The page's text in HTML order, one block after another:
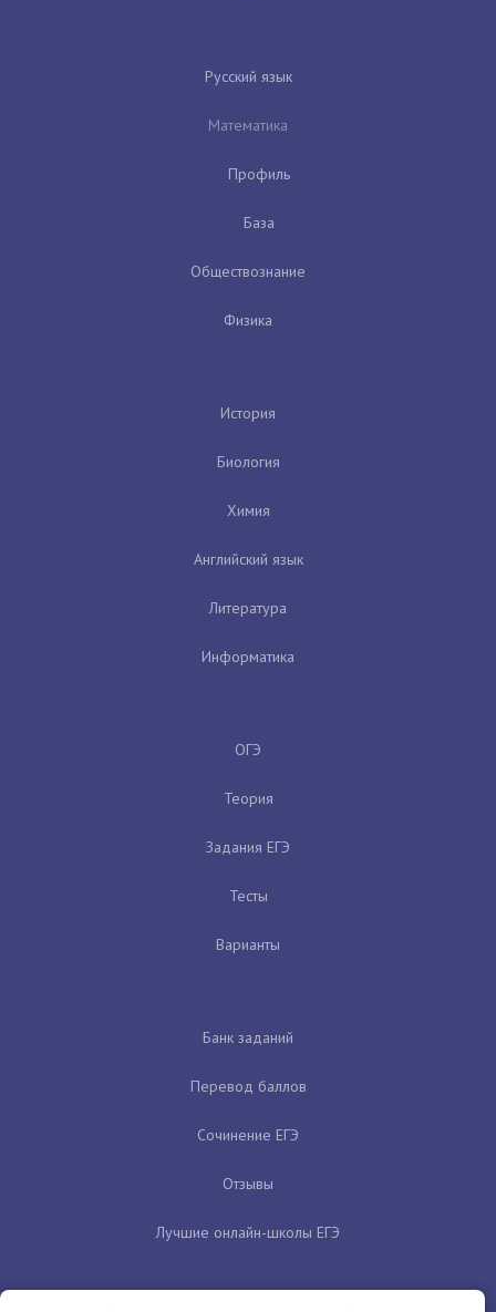
Русский язык
Математика
Профиль
База
Обществознание
Физика
История
Биология
Химия
Английский язык
Литература
Информатика
ОГЭ
Теория
Задания ЕГЭ
Тесты
Варианты
Банк заданий
Перевод баллов
Сочинение ЕГЭ
Отзывы
Лучшие онлайн-школы ЕГЭ